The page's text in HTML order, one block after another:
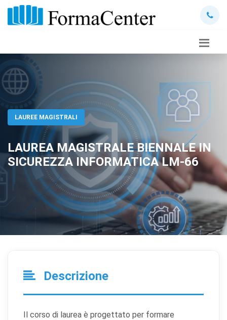
LAUREE MAGISTRALI
LAUREA MAGISTRALE BIENNALE IN
SICUREZZA INFORMATICA LM-66
Descrizione
Il corso di laurea è progettato per formare